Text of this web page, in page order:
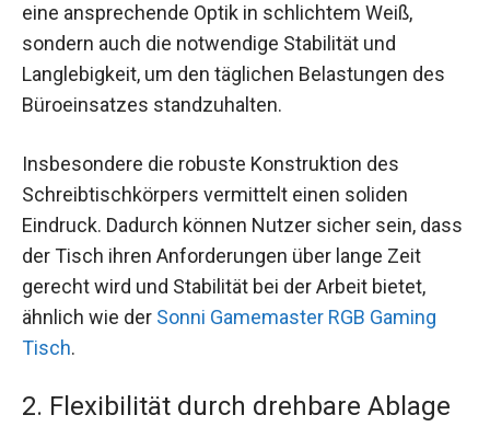
eine ansprechende Optik in schlichtem Weiß,
sondern auch die notwendige Stabilität und
Langlebigkeit, um den täglichen Belastungen des
Büroeinsatzes standzuhalten.
Insbesondere die robuste Konstruktion des
Schreibtischkörpers vermittelt einen soliden
Eindruck. Dadurch können Nutzer sicher sein, dass
der Tisch ihren Anforderungen über lange Zeit
gerecht wird und Stabilität bei der Arbeit bietet,
ähnlich wie der Sonni Gamemaster RGB Gaming
Tisch.
2. Flexibilität durch drehbare Ablage